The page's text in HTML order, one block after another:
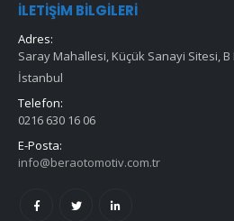
İLETIŞIM BILGILERI
Adres:
Saray Mahallesi, Küçük Sanayi Sitesi,
İstanbul
Telefon:
0216 630 16 06
E-Posta:
info@beraotomotiv.com.tr